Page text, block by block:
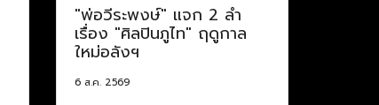
"พ่อวีระพงษ์" แจก 2 ลำ
เรื่อง "ศิลปินภูไท" ฤดูกาล
ใหม่อลังฯ
6 ส.ค. 2569